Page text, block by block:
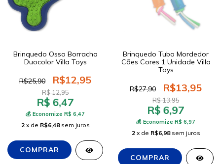
Brinquedo Osso Borracha
Duocolor Villa Toys
R$25,90 R$12,95
R$ 12,95
R$ 6,47
💰 Economize R$ 6,47
2 x de R$6,48 sem juros
Brinquedo Tubo Mordedor
Cães Cores 1 Unidade Villa
Toys
R$27,90 R$13,95
R$ 13,95
R$ 6,97
💰 Economize R$ 6,97
2 x de R$6,98 sem juros